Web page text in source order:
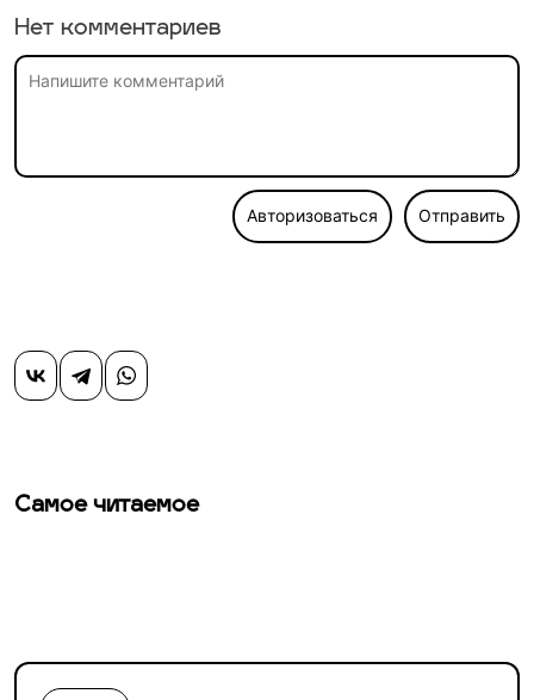
Нет комментариев
Авторизоваться Отправить
Самое читаемое